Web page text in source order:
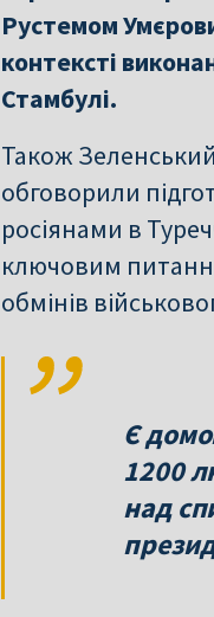
Рустемом
контексті
Стамбулі.
Також
обговорили
росіянами в
ключовим
Є
1200
над